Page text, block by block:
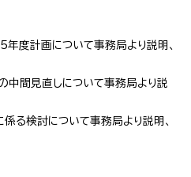
年度計画について事務局より説明、
中間見直しについて事務局より説
係る検討について事務局より説明、